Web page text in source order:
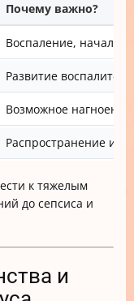
Почему важно?
Воспаление, начало
Развитие
Возможное нагноение
Распространение
к тяжелым
до сепсиса и
и